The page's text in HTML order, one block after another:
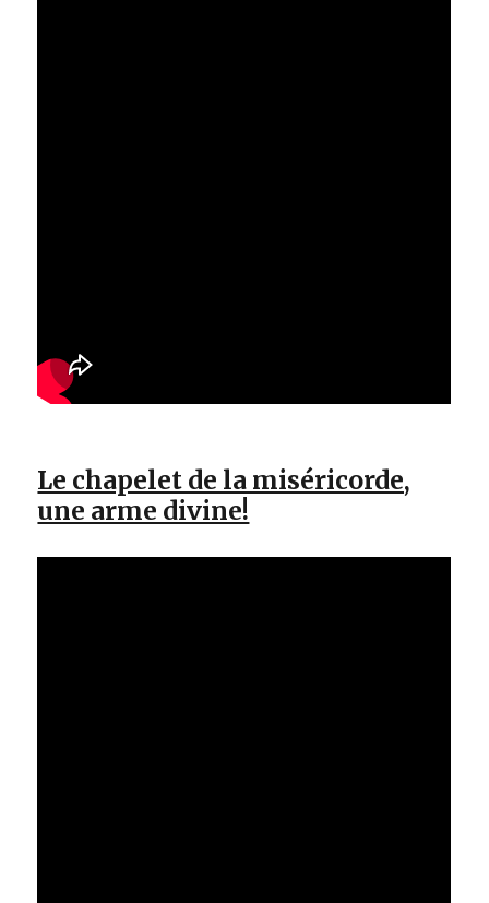
Le chapelet de la miséricorde,
une arme divine!